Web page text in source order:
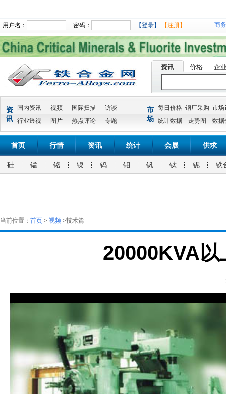
用户名： 密码： 【登录】 【注册】 商
资讯 价格 企
资
讯
国内资讯 视频 国际扫描
访谈
行业透视
图片 热点评论 专题
市
场
每日价格 钢厂采购 市场
统计数据
走势图 数据
首页 行情 资讯 统计 会展 供求
硅 锰 铬 镍 钨 钼 钒 钛 铌 铁
当前位置： 首页 > 视频 >技术篇
20000KVA